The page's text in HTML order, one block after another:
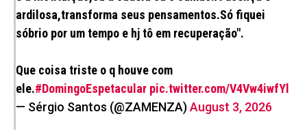
ardilosa,transforma seus pensamentos.Só fiquei
sóbrio por um tempo e hj tô em recuperação".
Que coisa triste o q houve com
ele.#DomingoEspetacular pic.twitter.com/V4Vw4iwfYl
— Sérgio Santos (@ZAMENZA)August 3, 2026